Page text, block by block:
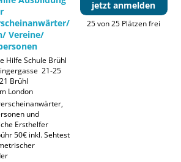
Vereine/
Hilfe Schule Brühl
21-25
Brühl
London
und
Ersthelfer
50€ inkl. Sehtest
jetzt anmelden
25 von 25 Plätzen frei